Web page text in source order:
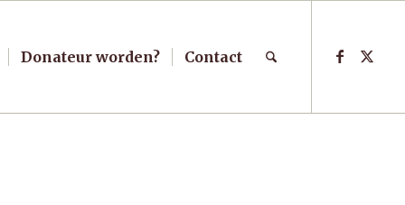
Donateur worden? Contact